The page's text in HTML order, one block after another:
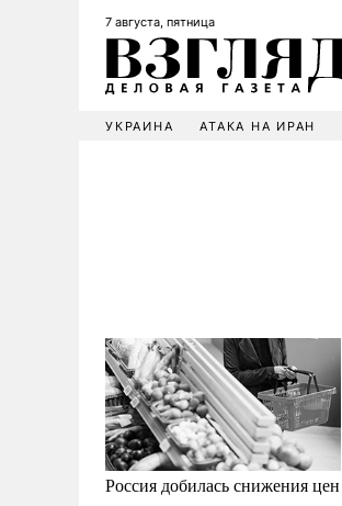
7 августа, пятница
УКРАИНА АТАКА НА ИРАН
Россия добилась снижения цен